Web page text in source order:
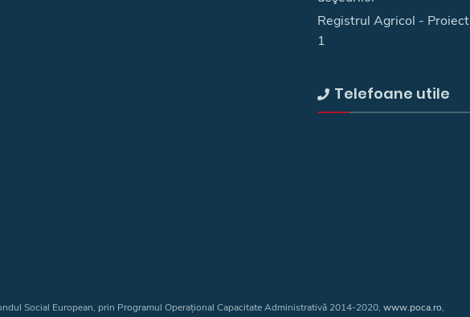
Registrul Agricol - Proiect
1
Telefoane utile
Social European, prin Programul Operațional Capacitate Administrativă 2014-2020, www.poca.ro,